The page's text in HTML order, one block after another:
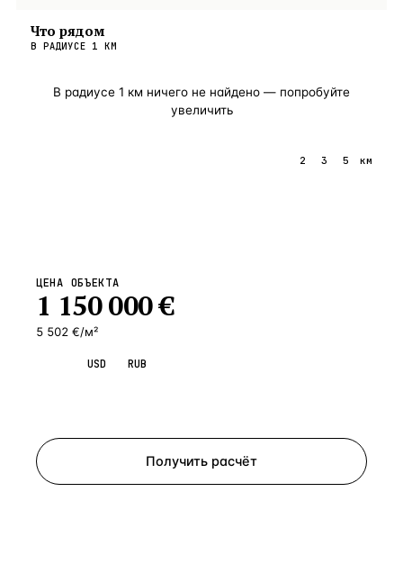
Что рядом
В РАДИУСЕ 1 КМ
В радиусе 1 км ничего не найдено — попробуйте
увеличить
2 3 5 км
ЦЕНА ОБЪЕКТА
1 150 000€
5 502 €/м²
USD RUB
Получить расчёт